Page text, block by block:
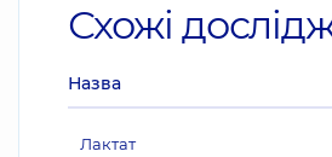
Схожі
Назва
Лактат